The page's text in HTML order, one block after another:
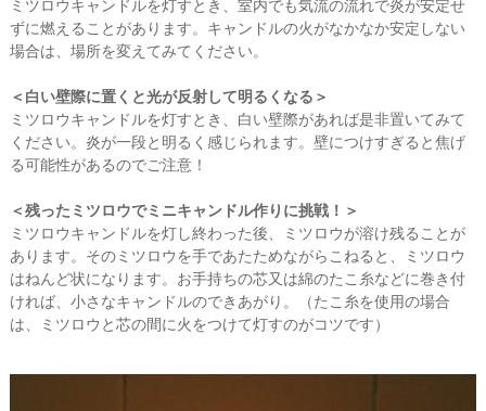
ミツロウキャンドルを灯すとき、室内でも気流の流れで炎が安定せ
ずに燃えることがあります。キャンドルの火がなかなか安定しない
場合は、場所を変えてみてください。
＜白い壁際に置くと光が反射して明るくなる＞
ミツロウキャンドルを灯すとき、白い壁際があれば是非置いてみて
ください。炎が一段と明るく感じられます。壁につけすぎると焦げ
る可能性があるのでご注意！
＜残ったミツロウでミニキャンドル作りに挑戦！＞
ミツロウキャンドルを灯し終わった後、ミツロウが溶け残ることが
あります。そのミツロウを手であたためながらこねると、ミツロウ
はねんど状になります。お手持ちの芯又は綿のたこ糸などに巻き付
ければ、小さなキャンドルのできあがり。（たこ糸を使用の場合
は、ミツロウと芯の間に火をつけて灯すのがコツです）